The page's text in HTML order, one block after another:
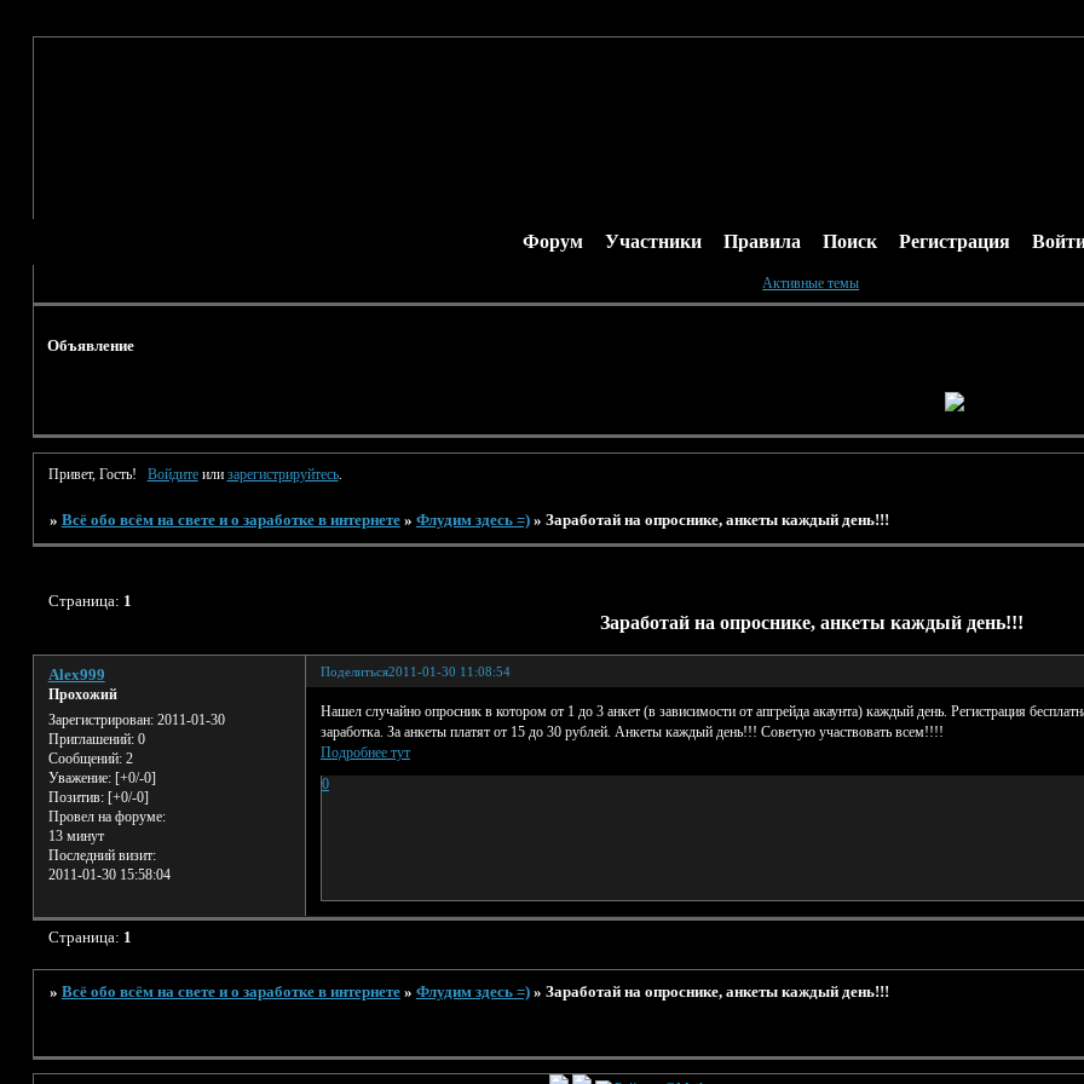
Форум Участники Правила Поиск Регистрация
Активные темы
Объявление
Привет, Гость! Войдитеили зарегистрируйтесь.
» Всё обо всём на свете и о заработке в интернете » Флудим здесь =) » Заработай на опроснике, анкеты каждый день!!!
Заработай на опроснике, анкеты каждый день!!!
Страница: 1
Поделиться2011-01-30 11:08:54
Alex999
Прохожий
Зарегистрирован: 2011-01-30
Приглашений:0
Сообщений:2
Уважение: [+0/-0]
Позитив: [+0/-0]
Провел на форуме:
13 минут
Последний визит:
2011-01-30 15:58:04
Нашел случайно опросник в котором от 1 до 3 анкет (в зависимости от апгрейда акаунта) каждый день. Регистрация
заработка. За анкеты платят от 15 до 30 рублей. Анкеты каждый день!!! Советую участвовать всем!!!!
Подробнее тут
0
Страница: 1
» Всё обо всём на свете и о заработке в интернете » Флудим здесь =) » Заработай на опроснике, анкеты каждый день!!!